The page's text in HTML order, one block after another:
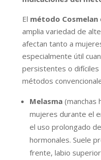
El método Cosmelan
amplia variedad de
afectan tanto a
especialmente útil
persistentes o
métodos
Melasma(manchas
mujeres durante el
el uso prolongado
hormonales. Suele
frente, labio